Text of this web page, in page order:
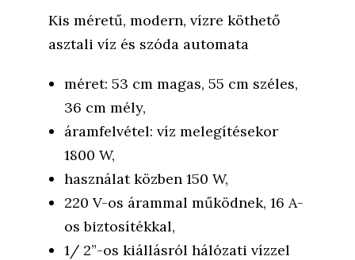
Kis méretű, modern, vízre köthető
asztali víz és szóda automata
méret: 53 cm magas, 55 cm széles,
36 cm mély,
áramfelvétel: víz melegítésekor
1800 W,
használat közben 150 W,
220 V-os árammal működnek, 16 A-
os biztosítékkal,
1/ 2”-os kiállásról hálózati vízzel